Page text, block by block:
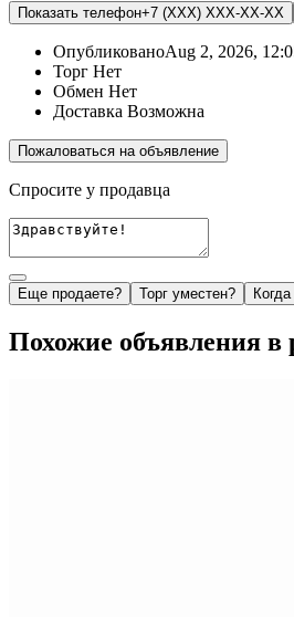
Показать телефон+7 (XXX) XXX-XX-XX
ОпубликованоAug 2, 2026,
Торг Нет
Обмен Нет
Доставка Возможна
Пожаловаться на объявление
Спросите у продавца
Еще продаете? Торг уместен?
Похожие объявления в